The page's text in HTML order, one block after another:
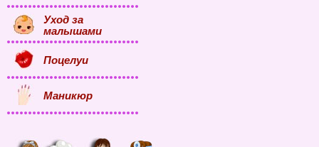
Уход за
малышами
Поцелуи
Маникюр